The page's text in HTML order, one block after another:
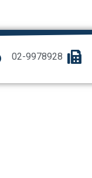
02-9978928